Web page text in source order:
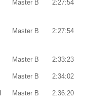
Master B 2:27:54
Master B 2:27:54
Master B 2:33:23
Master B 2:34:02
Master B 2:36:20